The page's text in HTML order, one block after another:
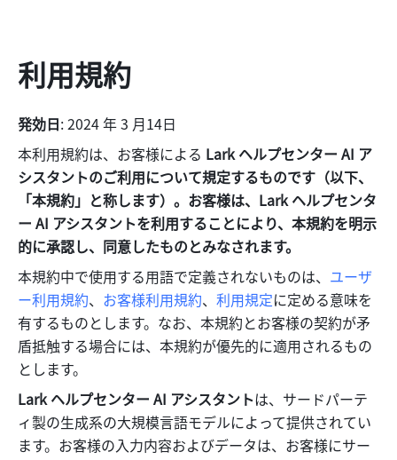
利用規約
発効日: 2024 年 3 月14日
本利用規約は、お客様による Lark ヘルプセンター AI ア
シスタントのご利用について規定するものです（以下、
「本規約」と称します）。お客様は、Lark ヘルプセンタ
ー AI アシスタントを利用することにより、本規約を明示
的に承認し、同意したものとみなされます。
本規約中で使用する用語で定義されないものは、 ユーザ
ー利用規約、 お客様利用規約、 利用規定に定める意味を
有するものとします。なお、本規約とお客様の契約が矛
盾抵触する場合には、本規約が優先的に適用されるもの
とします。
Lark ヘルプセンター AI アシスタントは、サードパーテ
ィ製の生成系の大規模言語モデルによって提供されてい
ます。お客様の入力内容およびデータは、お客様にサー